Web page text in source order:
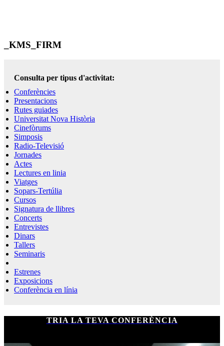
_KMS_FIRM
Consulta per tipus d'activitat:
Conferències
Presentacions
Rutes guiades
Universitat Nova Història
Cinefòrums
Simposis
Radio-Televisió
Jornades
Actes
Lectures en linia
Viatges
Sopars-Tertúlia
Cursos
Signatura de llibres
Concerts
Entrevistes
Dinars
Tallers
Seminaris
Estrenes
Exposicions
Conferència en línia
TRIA LA TEVA CONFERÈNCIA